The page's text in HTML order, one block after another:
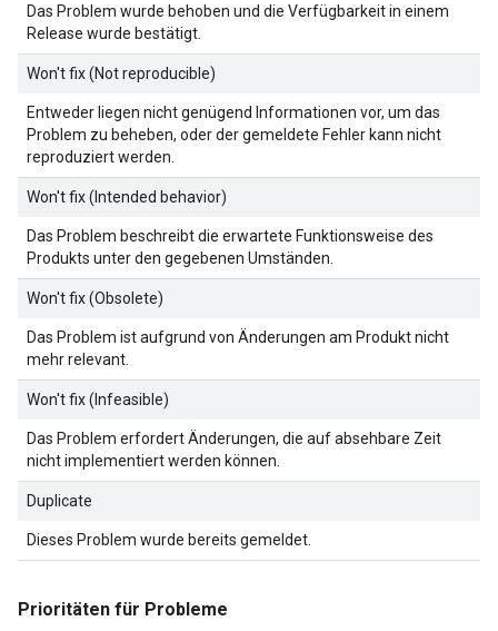
Das Problem wurde behoben und die Verfügbarkeit in einem
Release wurde bestätigt.
Won't fix (Not reproducible)
Entweder liegen nicht genügend Informationen vor, um das
Problem zu beheben, oder der gemeldete Fehler kann nicht
reproduziert werden.
Won't fix (Intended behavior)
Das Problem beschreibt die erwartete Funktionsweise des
Produkts unter den gegebenen Umständen.
Won't fix (Obsolete)
Das Problem ist aufgrund von Änderungen am Produkt nicht
mehr relevant.
Won't fix (Infeasible)
Das Problem erfordert Änderungen, die auf absehbare Zeit
nicht implementiert werden können.
Duplicate
Dieses Problem wurde bereits gemeldet.
Prioritäten für Probleme